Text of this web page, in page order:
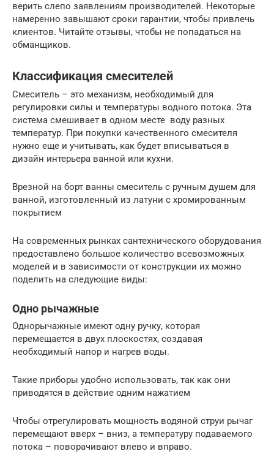
верить слепо заявлениям производителей. Некоторые
намеренно завышают сроки гарантии, чтобы привлечь
клиентов. Читайте отзывы, чтобы не попадаться на
обманщиков.
Классификация смесителей
Смеситель – это механизм, необходимый для
регулировки силы и температуры водного потока. Эта
система смешивает в одном месте воду разных
температур. При покупки качественного смесителя
нужно еще и учитывать, как будет вписываться в
дизайн интерьера ванной или кухни.
Врезной на борт ванны смеситель с ручным душем для
ванной, изготовленный из латуни с хромированным
покрытием
На современных рынках сантехнического оборудования
предоставлено большое количество всевозможных
моделей и в зависимости от конструкции их можно
поделить на следующие виды:
Одно рычажные
Однорычажные имеют одну ручку, которая
перемещается в двух плоскостях, создавая
необходимый напор и нагрев воды.
Такие приборы удобно использовать, так как они
приводятся в действие одним нажатием
Чтобы отрегулировать мощность водяной струи рычаг
перемещают вверх – вниз, а температуру подаваемого
потока – поворачивают влево и вправо.